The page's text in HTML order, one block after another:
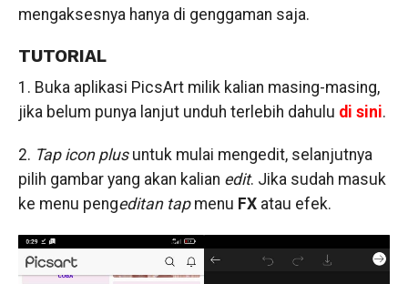
mengaksesnya hanya di genggaman saja.
TUTORIAL
1. Buka aplikasi PicsArt milik kalian masing-masing,
jika belum punya lanjut unduh terlebih dahulu di sini.
2. Tap icon plusuntuk mulai mengedit, selanjutnya
pilih gambar yang akan kalian edit. Jika sudah masuk
ke menu pengeditan tapmenu FXatau efek.